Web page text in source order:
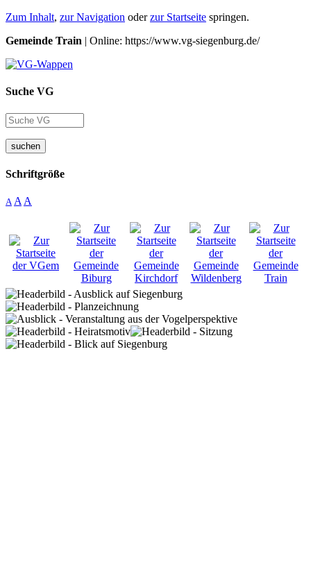
Zum Inhalt, zur Navigation oderzur Startseite springen.
Gemeinde Train | Online: https://www.vg-siegenburg.de/
Suche VG
suchen
Schriftgröße
A A A